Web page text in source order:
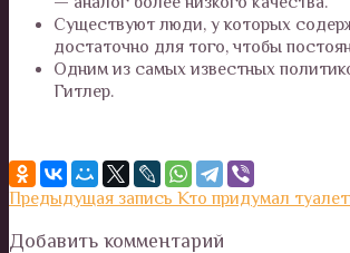
Существуют люди, у которых
достаточно для того, чтобы
Одним из самых известных
Гитлер.
Предыдущая запись Кто придумал
Добавить комментарий